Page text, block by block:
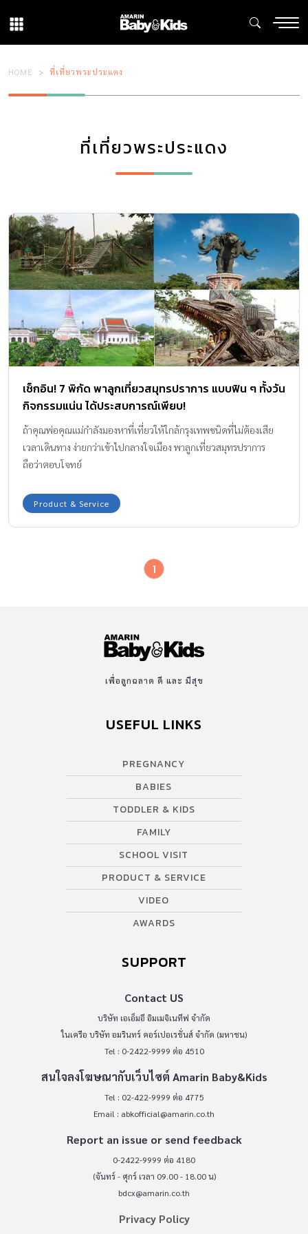
HOME ที่เที่ยวพระประแดง
ที่เที่ยวพระประแดง
เช็กอิน! 7 พิกัด พาลูกเที่ยวสมุทรปราการ แบบฟิน ๆ ทั้งวัน
กิจกรรมแน่น ได้ประสบการณ์เพียบ!
ถ้าคุณพ่อคุณแม่กำลังมองหาที่เที่ยวให้ใกล้กรุงเทพชนิดที่ไม่ต้องเสีย
เวลาเดินทาง ง่ายกว่าเข้าไปกลางใจเมือง พาลูกเที่ยวสมุทรปราการ
ถือว่าตอบโจทย์
Product & Service
1
เพื่อลูกฉลาด ดี และ มีสุข
USEFUL LINKS
PREGNANCY
BABIES
TODDLER & KIDS
FAMILY
SCHOOL VISIT
PRODUCT & SERVICE
VIDEO
AWARDS
SUPPORT
Contact US
บริษัท เอเอ็มอี อิมเมจิเนทีฟ จำกัด
ในเครือ บริษัท อมรินทร์ คอร์เปอเรชั่นส์ จำกัด (มหาชน)
Tel : 0-2422-9999 ต่อ 4510
สนใจลงโฆษณากับเว็บไซต์ Amarin Baby&Kids
Tel : 02-422-9999 ต่อ 4775
Email : abkofficial@amarin.co.th
Report an issue or send feedback
0-2422-9999 ต่อ 4180
(จันทร์ - ศุกร์ เวลา 09.00 - 18.00 น)
bdcx@amarin.co.th
Privacy Policy